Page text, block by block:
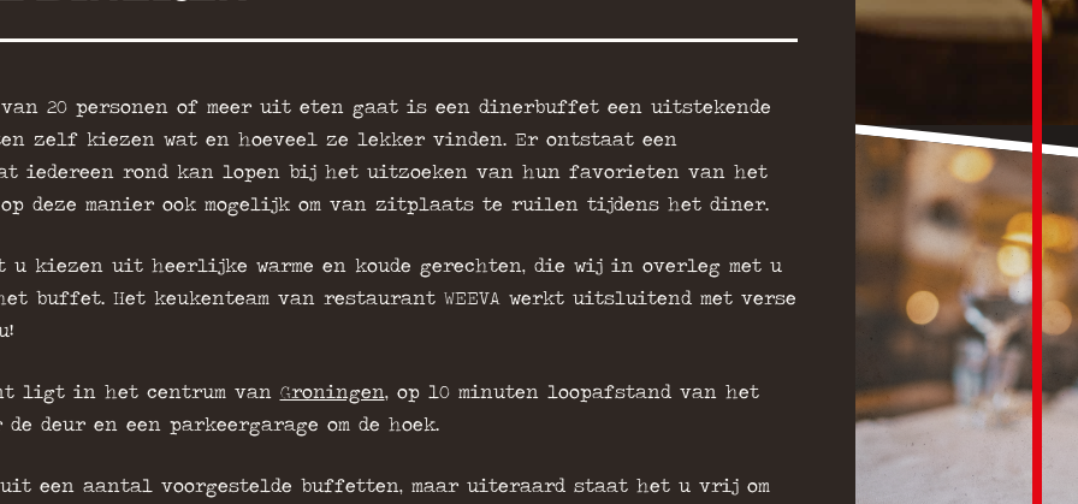
van 20 personen of meer uit eten gaat is een dinerbuffet een uitstekende
zelf kiezen wat en hoeveel ze lekker vinden. Er ontstaat een
iedereen rond kan lopen bij het uitzoeken van hun favorieten van het
deze manier ook mogelijk om van zitplaats te ruilen tijdens het diner.
u kiezen uit heerlijke warme en koude gerechten, die wij in overleg met u
buffet. Het keukenteam van restaurant WEEVA werkt uitsluitend met verse
ligt in het centrum van Groningen, op 10 minuten loopafstand van het
deur en een parkeergarage om de hoek.
een aantal voorgestelde buffetten, maar uiteraard staat het u vrij om